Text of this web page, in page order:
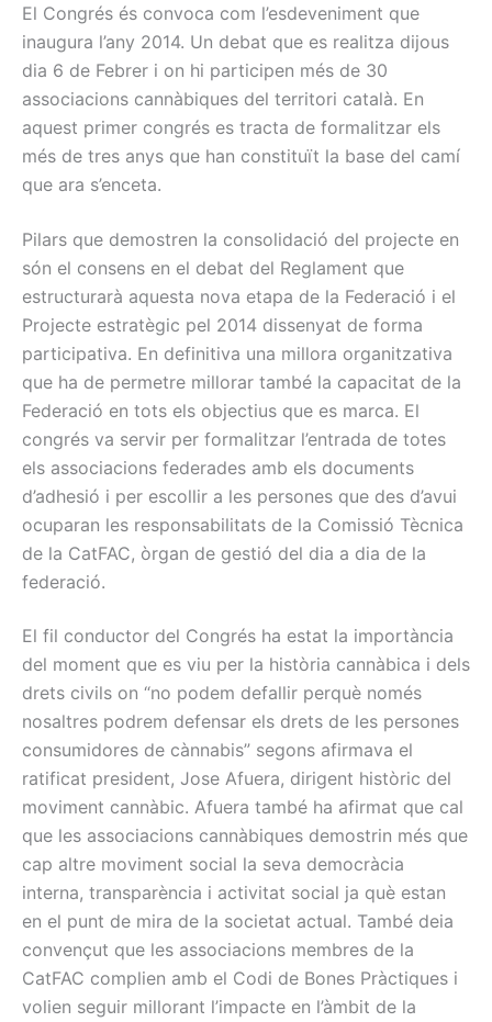
El Congrés és convoca com l’esdeveniment que
inaugura l’any 2014. Un debat que es realitza dijous
dia 6 de Febrer i on hi participen més de 30
associacions cannàbiques del territori català. En
aquest primer congrés es tracta de formalitzar els
més de tres anys que han constituït la base del camí
que ara s’enceta.
Pilars que demostren la consolidació del projecte en
són el consens en el debat del Reglament que
estructurarà aquesta nova etapa de la Federació i el
Projecte estratègic pel 2014 dissenyat de forma
participativa. En definitiva una millora organitzativa
que ha de permetre millorar també la capacitat de la
Federació en tots els objectius que es marca. El
congrés va servir per formalitzar l’entrada de totes
els associacions federades amb els documents
d’adhesió i per escollir a les persones que des d’avui
ocuparan les responsabilitats de la Comissió Tècnica
de la CatFAC, òrgan de gestió del dia a dia de la
federació.
El fil conductor del Congrés ha estat la importància
del moment que es viu per la història cannàbica i dels
drets civils on “no podem defallir perquè només
nosaltres podrem defensar els drets de les persones
consumidores de cànnabis” segons afirmava el
ratificat president, Jose Afuera, dirigent històric del
moviment cannàbic. Afuera també ha afirmat que cal
que les associacions cannàbiques demostrin més que
cap altre moviment social la seva democràcia
interna, transparència i activitat social ja què estan
en el punt de mira de la societat actual. També deia
convençut que les associacions membres de la
CatFAC complien amb el Codi de Bones Pràctiques i
volien seguir millorant l’impacte en l’àmbit de la